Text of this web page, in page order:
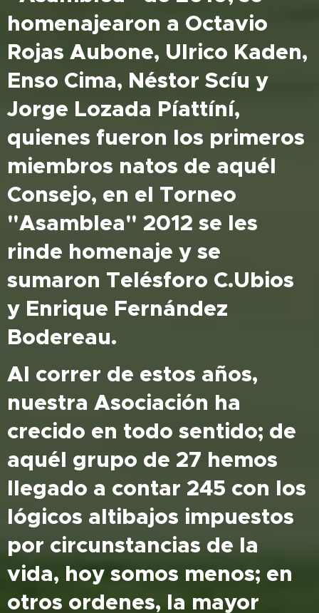
homenajearon a Octavio
Rojas Aubone, Ulrico Kaden,
Enso Cima, Néstor Scíu y
Jorge Lozada Píattíní,
quienes fueron los primeros
miembros natos de aquél
Consejo, en el Torneo
"Asamblea" 2012 se les
rinde homenaje y se
sumaron Telésforo C.Ubios
y Enrique Fernández
Bodereau.
Al correr de estos años,
nuestra Asociación ha
crecido en todo sentido; de
aquél grupo de 27 hemos
llegado a contar 245 con los
lógicos altibajos impuestos
por circunstancias de la
vida, hoy somos menos; en
otros ordenes, la mayor